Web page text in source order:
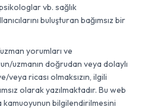
vb. sağlık
buluşturan bağımsız bir
yorumları ve
uzmanın doğrudan veya dolaylı
ricası olmaksızın, ilgili
olarak yazılmaktadır. Bu web
kamuoyunun bilgilendirilmesini